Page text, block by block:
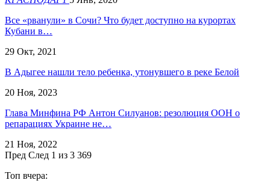
Все «рванули» в Сочи? Что будет доступно на курортах
Кубани в…
29 Окт, 2021
В Адыгее нашли тело ребенка, утонувшего в реке Белой
20 Ноя, 2023
Глава Минфина РФ Антон Силуанов: резолюция ООН о
репарациях Украине не…
21 Ноя, 2022
Пред След 1 из 3 369
Топ вчера: